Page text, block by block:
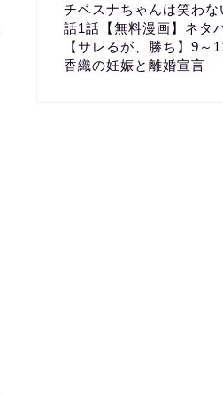
チベスナちゃんは笑わ
話1話【無料漫画】ネタ
【サレるが、勝ち】9～
香織の妊娠と離婚宣言